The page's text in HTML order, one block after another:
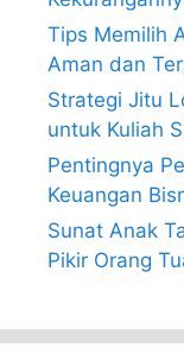
Tips Memilih
Aman dan
Strategi Jitu
untuk Kuliah
Pentingnya
Keuangan
Sunat Anak
Pikir Orang